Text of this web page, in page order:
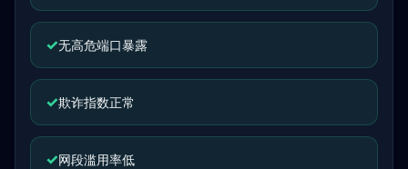
✓无高危端口暴露
✓欺诈指数正常
✓网段滥用率低